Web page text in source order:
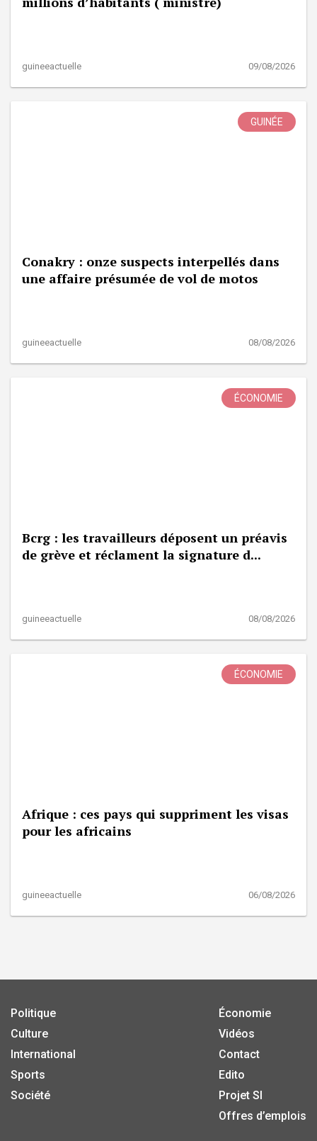
guineeactuelle 09/08/2026
GUINÉE
Conakry : onze suspects interpellés dans
une affaire présumée de vol de motos
guineeactuelle 08/08/2026
ÉCONOMIE
Bcrg : les travailleurs déposent un préavis
de grève et réclament la signature d...
guineeactuelle 08/08/2026
ÉCONOMIE
Afrique : ces pays qui suppriment les visas
pour les africains
guineeactuelle 06/08/2026
Politique
Culture
International
Sports
Société
Économie
Vidéos
Contact
Edito
Projet SI
Offres d’emplois